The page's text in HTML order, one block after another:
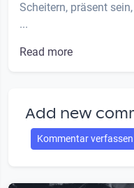
Scheitern, präsent
...
Read more
Add new
Kommentar verfassen